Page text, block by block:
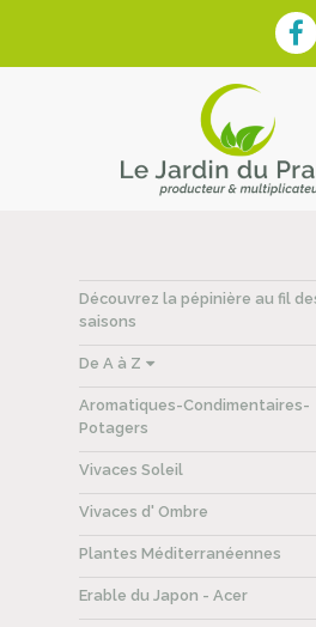
Découvrez la pépinière au fil
saisons
De A à Z
Aromatiques-Condimentaires-
Potagers
Vivaces Soleil
Vivaces d' Ombre
Plantes Méditerranéennes
Erable du Japon - Acer